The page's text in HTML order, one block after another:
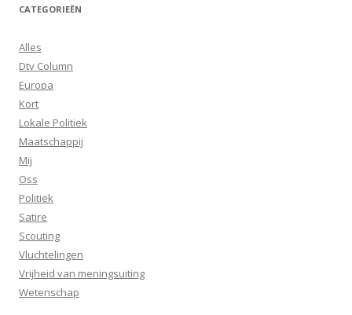
CATEGORIEËN
Alles
Dtv Column
Europa
Kort
Lokale Politiek
Maatschappij
Mij
Oss
Politiek
Satire
Scouting
Vluchtelingen
Vrijheid van meningsuiting
Wetenschap